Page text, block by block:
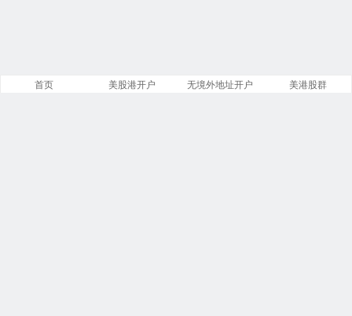
首页 美股港开户 无境外地址开户 美港股群